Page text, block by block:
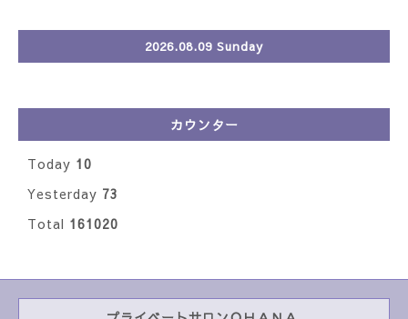
2026.08.09 Sunday
カウンター
Today 10
Yesterday 73
Total 161020